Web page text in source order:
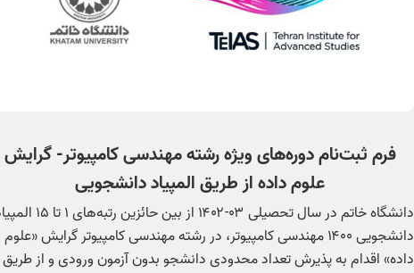
فرم ثبت‌نام دوره‌های ویژه رشته مهندسی کامپیوتر- گرایش
علوم داده از طریق المپیاد دانشجویی
دانشگاه خاتم در سال تحصیلی ۰۳-۱۴۰۲ از بین حائزین
دانشجویی ۱۴۰۰ مهندسی کامپیوتر، در رشته مهندسی کامپیوتر گرایش «علوم
داده» اقدام به پذیرش تعداد محدودی دانشجو بدون آزمون ورودی و از طریق